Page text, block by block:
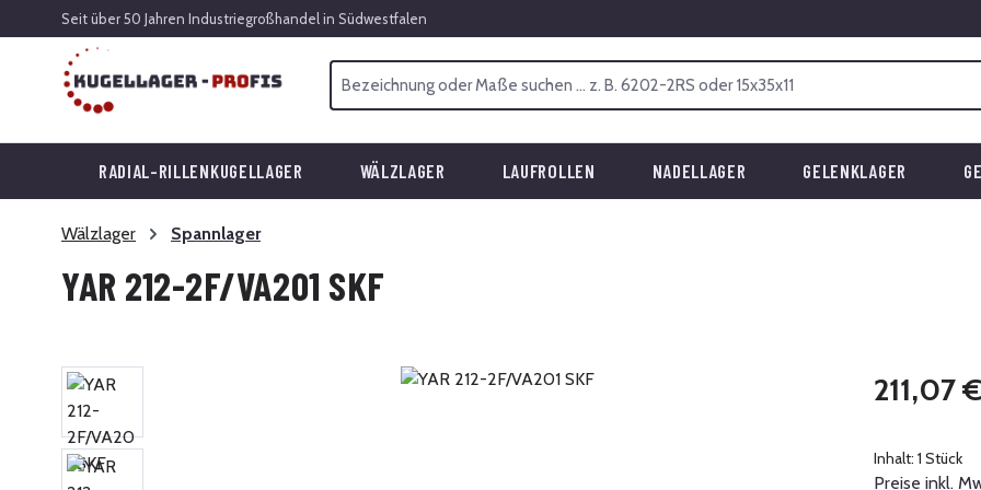
Hauptinhalt springen
Zur Suche springen
Zur Hauptnavigation springen
Seit über 50 Jahren Industriegroßhandel in Südwestfalen
RADIAL-RILLENKUGELLAGER WÄLZLAGER LAUFROLLEN NADELLAGER GELENKLAGER
Wälzlager Spannlager
YAR 212-2F/VA201 SKF
Bildergalerie überspringen Regulärer Preis:
211,07 €
Inhalt: 1 Stück
Preise inkl.